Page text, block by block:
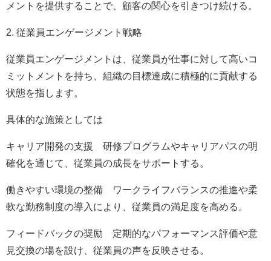
メントを提供することで、顧客の関心を引きつけ続ける。
2. 従業員エンゲージメント戦略
従業員エンゲージメントは、従業員が仕事に対して高いコ
ミットメントを持ち、組織の目標達成に積極的に貢献する
状態を指します。
具体的な施策としては
キャリア開発の支援 研修プログラムやキャリアパスの明
確化を通じて、従業員の成長をサポートする。
働きやすい環境の整備 ワークライフバランスの推進や柔
軟な勤務制度の導入により、従業員の満足度を高める。
フィードバックの奨励 定期的なパフォーマンス評価や意
見交換の場を設け、従業員の声を反映させる。